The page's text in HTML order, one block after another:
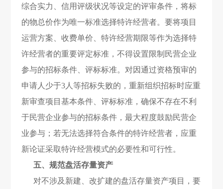
综合实力、信用评级状况等设定的评审条件，将标
的物总价作为唯一标准选择特许经营者。要将项目
运营方案、收费单价、特许经营期限等作为选择特
许经营者的重要评定标准，不得设置限制民营企业
参与的招标条件、评标标准。对因通过资格预审的
申请人少于3人等招标失败的，重新组织招标时应重
新审查项目基本条件、评标标准，确保不存在不利
于民营企业参与的招标条件，最大程度鼓励民营企
业参与；若无法选择符合条件的特许经营者，应重
新论证采取特许经营模式的必要性和可行性。
五、规范盘活存量资产
对不涉及新建、改扩建的盘活存量资产项目，要